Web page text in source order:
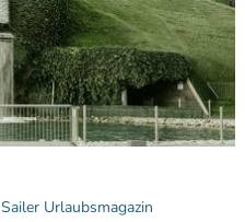
Sailer Urlaubsmagazin